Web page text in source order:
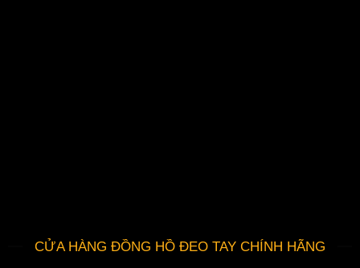
CỬA HÀNG ĐỒNG HỒ ĐEO TAY CHÍNH HÃNG